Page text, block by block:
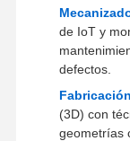
Casting de
Piezas de
Fabricación
de IoT y
defectos.
(3D) con
geometrías